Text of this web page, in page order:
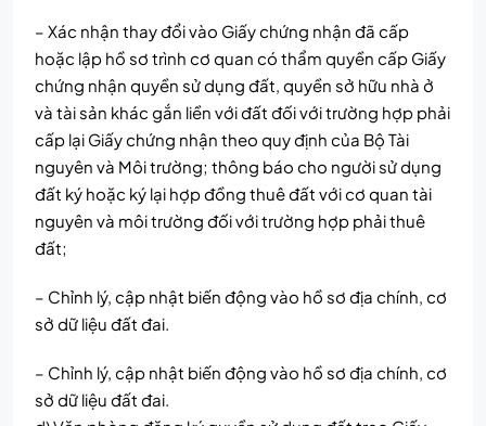
– Xác nhận thay đổi vào Giấy chứng nhận đã cấp
hoặc lập hồ sơ trình cơ quan có thẩm quyền cấp Giấy
chứng nhận quyền sử dụng đất, quyền sở hữu nhà ở
và tài sản khác gắn liền với đất đối với trường hợp phải
cấp lại Giấy chứng nhận theo quy định của Bộ Tài
nguyên và Môi trường; thông báo cho người sử dụng
đất ký hoặc ký lại hợp đồng thuê đất với cơ quan tài
nguyên và môi trường đối với trường hợp phải thuê
đất;
– Chỉnh lý, cập nhật biến động vào hồ sơ địa chính, cơ
sở dữ liệu đất đai.
– Chỉnh lý, cập nhật biến động vào hồ sơ địa chính, cơ
sở dữ liệu đất đai.